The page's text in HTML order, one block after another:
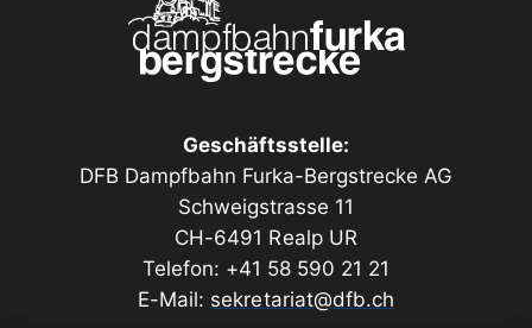
Geschäftsstelle:
DFB Dampfbahn Furka-Bergstrecke AG
Schweigstrasse 11
CH-6491 Realp UR
Telefon: +41 58 590 21 21
E-Mail: sekretariat@dfb.ch